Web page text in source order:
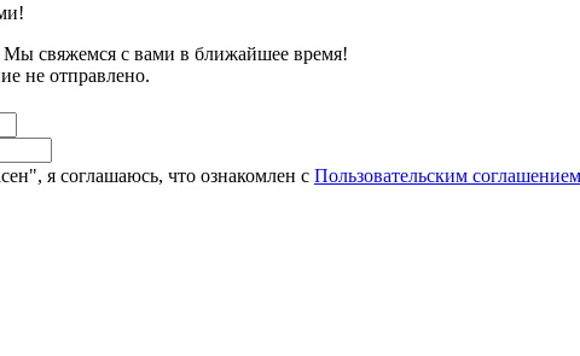
свяжемся с вами в ближайшее время!
не отправлено.
я соглашаюсь, что ознакомлен с Пользовательским соглашением